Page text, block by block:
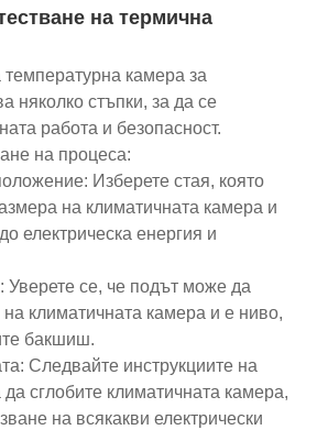
на термична
камера за
няколко стъпки, за да се
работа и безопасност.
на процеса:
Изберете стая, която
на климатичната камера и
електрическа енергия и
Уверете се, че подът може да
климатичната камера и е ниво,
бакшиш.
Следвайте инструкциите на
да сглобите климатичната камера,
на всякакви електрически